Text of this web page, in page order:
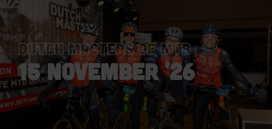
DUTCH MASTERS OF MTB
15 NOVEMBER '26